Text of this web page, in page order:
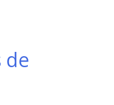
de